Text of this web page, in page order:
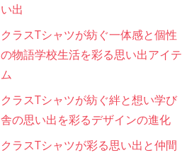
い出
クラスTシャツが紡ぐ一体感と個性
の物語学校生活を彩る思い出アイテ
ム
クラスTシャツが紡ぐ絆と想い学び
舎の思い出を彩るデザインの進化
クラスTシャツが彩る思い出と仲間